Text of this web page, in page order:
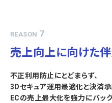
REASON 7
売上向上に向けた
不正利用防止にとどまらず、
3Dセキュア運用最適化と決済承
ECの売上最大化を強力にバッ